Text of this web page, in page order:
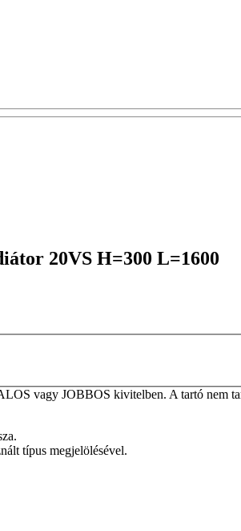
20VS H=300 L=1600
vagy JOBBOS kivitelben. A tartó nem
típus megjelölésével.